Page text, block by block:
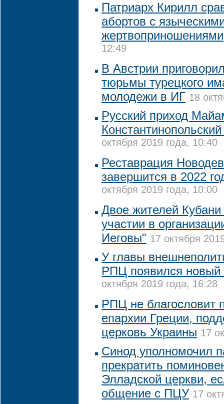
Патриарх Кирилл
абортов с
жертвоприношениями
12:49
В Австрии
тюрьмы турецкого
молодежи в ИГ 18
Русский приход
октября 2019 года, 10:40
Реставрация
завершится в 2022
октября 2019 года, 10:00
Двое жителей
участии в
Иеговы" 17 октября
У главы
РПЦ появился новый
октября 2019 года, 16:28
РПЦ не благословит
епархии Греции,
церковь Украины 17
Синод уполномочил
прекратить
Элладской церкви,
общение с ПЦУ 17